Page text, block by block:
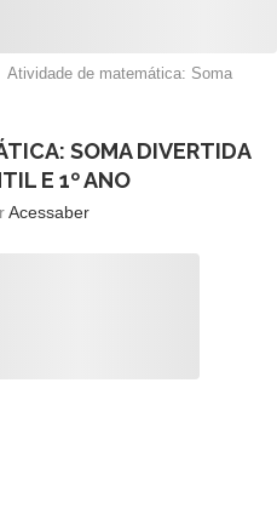
Atividade de matemática: Soma
SOMA DIVERTIDA
E 1º ANO
Acessaber